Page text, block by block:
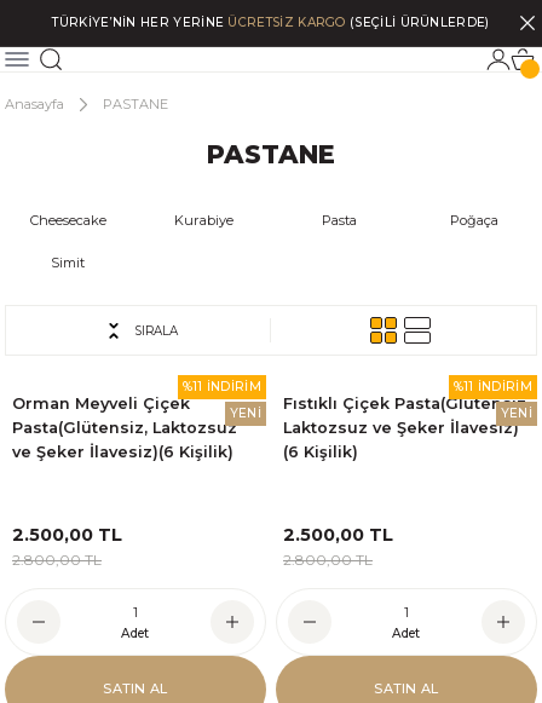
TÜRKİYE’NİN HER YERİNE ÜCRETSİZ KARGO (SEÇİLİ ÜRÜNLERDE)
Anasayfa PASTANE
PASTANE
Cheesecake Kurabiye Pasta Poğaça
Simit
SIRALA
%11 İNDİRİM
YENİ
Orman Meyveli Çiçek
Pasta(Glütensiz, Laktozsuz
ve Şeker İlavesiz)(6 Kişilik)
2.500,00 TL
2.800,00 TL
Adet
SATIN AL
%11 İNDİRİM
YENİ
Fıstıklı Çiçek Pasta(Glütensiz,
Laktozsuz ve Şeker İlavesiz)
(6 Kişilik)
2.500,00 TL
2.800,00 TL
Adet
SATIN AL